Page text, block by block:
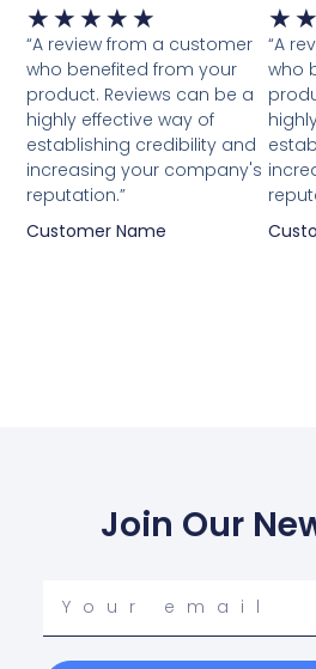
★ ★ ★ ★ ★ Waardering
5
van
5
“A review from a customer
who benefited from your
product. Reviews can be a
highly effective way of
establishing credibility and
increasing your company's
reputation.”
Customer Name
★ ★
“A
who
Join Our
email